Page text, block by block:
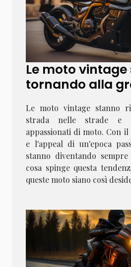
Le moto
tornando alla
Le moto vintage stanno
strada nelle strade e
appassionati di moto. Con
e l'appeal di un'epoca
stanno diventando
cosa spinge questa
queste moto siano così